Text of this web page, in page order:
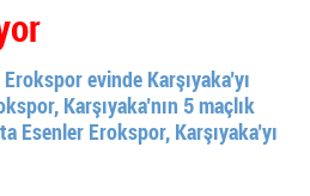
evinde Karşıyaka’yı
Karşıyaka’nın 5 maçlık
Erokspor, Karşıyaka’yı